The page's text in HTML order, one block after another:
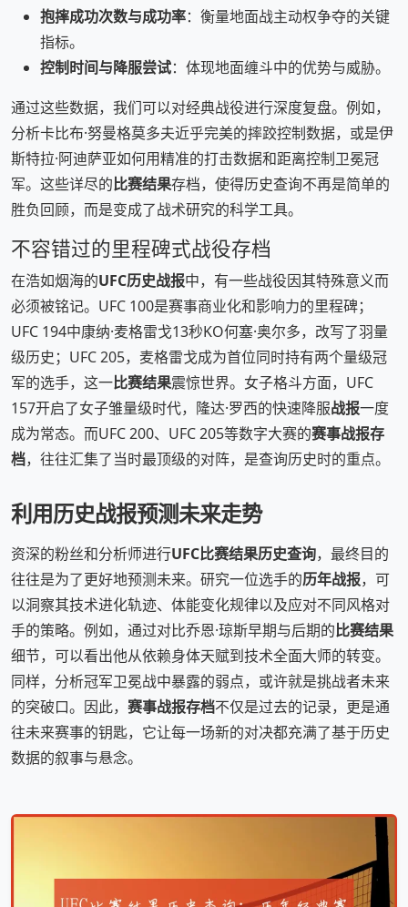
抱摔成功次数与成功率：衡量地面战主动权争夺的关键
指标。
控制时间与降服尝试：体现地面缠斗中的优势与威胁。
通过这些数据，我们可以对经典战役进行深度复盘。例如，
分析卡比布·努曼格莫多夫近乎完美的摔跤控制数据，或是伊
斯特拉·阿迪萨亚如何用精准的打击数据和距离控制卫冕冠
军。这些详尽的比赛结果存档，使得历史查询不再是简单的
胜负回顾，而是变成了战术研究的科学工具。
不容错过的里程碑式战役存档
在浩如烟海的UFC历史战报中，有一些战役因其特殊意义而
必须被铭记。UFC 100是赛事商业化和影响力的里程碑；
UFC 194中康纳·麦格雷戈13秒KO何塞·奥尔多，改写了羽量
级历史；UFC 205，麦格雷戈成为首位同时持有两个量级冠
军的选手，这一比赛结果震惊世界。女子格斗方面，UFC
157开启了女子雏量级时代，隆达·罗西的快速降服战报一度
成为常态。而UFC 200、UFC 205等数字大赛的赛事战报存
档，往往汇集了当时最顶级的对阵，是查询历史时的重点。
利用历史战报预测未来走势
资深的粉丝和分析师进行UFC比赛结果历史查询，最终目的
往往是为了更好地预测未来。研究一位选手的历年战报，可
以洞察其技术进化轨迹、体能变化规律以及应对不同风格对
手的策略。例如，通过对比乔恩·琼斯早期与后期的比赛结果
细节，可以看出他从依赖身体天赋到技术全面大师的转变。
同样，分析冠军卫冕战中暴露的弱点，或许就是挑战者未来
的突破口。因此， 赛事战报存档不仅是过去的记录，更是通
往未来赛事的钥匙，它让每一场新的对决都充满了基于历史
数据的叙事与悬念。